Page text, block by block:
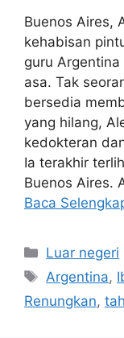
Buenos Aires,
kehabisan
guru
asa. Tak
bersedia
yang hilang,
kedokteran
Ia terakhir
Buenos Aires.
Baca
Kategori
Luar negeri
Tag
Argentina,
Renungkan,